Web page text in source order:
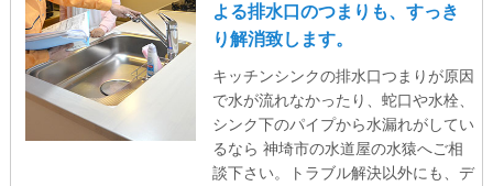
よる排水口のつまりも、すっき
り解消致します。
キッチンシンクの排水口つまりが原因
で水が流れなかったり、蛇口や水栓、
シンク下のパイプから水漏れがしてい
るなら 神埼市の水道屋の水猿へご相
談下さい。トラブル解決以外にも、デ